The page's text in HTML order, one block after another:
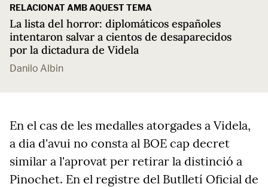
RELACIONAT AMB AQUEST TEMA
La lista del horror: diplomáticos españoles
intentaron salvar a cientos de desaparecidos
por la dictadura de Videla
Danilo Albin
En el cas de les medalles atorgades a Videla,
a dia d'avui no consta al BOE cap decret
similar a l'aprovat per retirar la distinció a
Pinochet. En el registre del Butlletí Oficial de